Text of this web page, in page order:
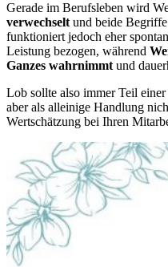
Gerade im Berufsleben wird
verwechseltund beide
funktioniert jedoch eher
Leistung bezogen, während
Ganzes wahrnimmtund
Lob sollte also immer Teil
aber als alleinige Handlung
Wertschätzung bei Ihren